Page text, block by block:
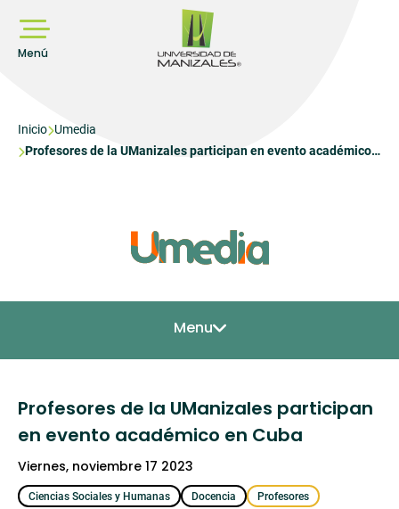
contenido
principal
Menú
Sobrescribir
enlaces
Inicio Umedia
Profesores de la UManizales participan en evento académico
Menu
Profesores de la UManizales participan
en evento académico en Cuba
viernes, noviembre 17 2023
Ciencias Sociales y Humanas Docencia Profesores